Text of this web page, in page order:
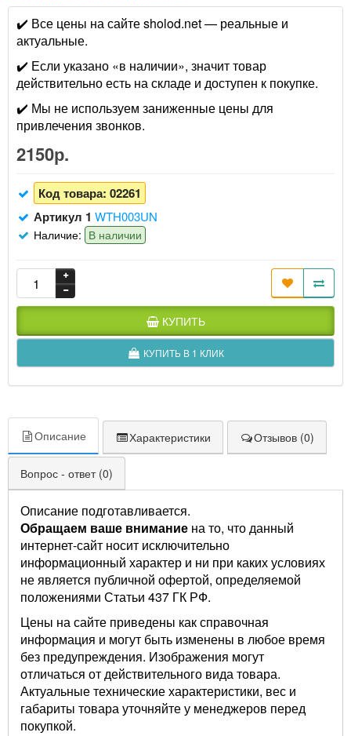
✔️ Все цены на сайте sholod.net — реальные и
актуальные.
✔️ Если указано «в наличии», значит товар
действительно есть на складе и доступен к покупке.
✔️ Мы не используем заниженные цены для
привлечения звонков.
2150р.
Код товара: 02261
Артикул 1 WTH003UN
Наличие: В наличии
КУПИТЬ
КУПИТЬ В 1 КЛИК
Описание Характеристики Отзывов (0)
Вопрос - ответ (0)
Описание подготавливается.
Обращаем ваше внимание на то, что данный
интернет-сайт носит исключительно
информационный характер и ни при каких условиях
не является публичной офертой, определяемой
положениями Статьи 437 ГК РФ.
Цены на сайте приведены как справочная
информация и могут быть изменены в любое время
без предупреждения. Изображения могут
отличаться от действительного вида товара.
Актуальные технические характеристики, вес и
габариты товара уточняйте у менеджеров перед
покупкой.